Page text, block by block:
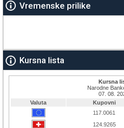
Vremenske prilike
Kursna lista